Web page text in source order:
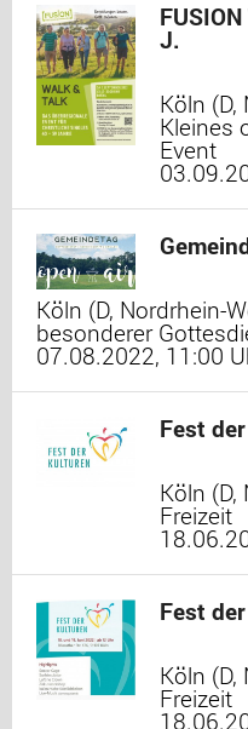
J.
Köln (D,
Kleines
Event
Köln (D, Nordrhein-
besonderer
07.08.2022, 11:00
Fest
Köln (D,
Freizeit
Fest
Köln (D,
Freizeit